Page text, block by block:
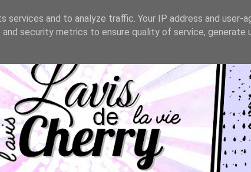
and to analyze traffic. Your IP address and user-
security metrics to ensure quality of service, generate